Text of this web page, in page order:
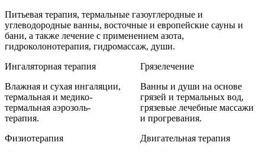
Питьевая терапия, термальные газоуглеродные и
углеводородные ванны, восточные и европейские сауны и
бани, а также лечение с применением азота,
гидроколонотерапия, гидромассаж, души.
Ингаляторная терапия
Влажная и сухая ингаляции,
термальная и медико-
термальная аэрозоль-
терапия.
Грязелечение
Ванны и души на основе
грязей и термальных вод,
грязевые лечебные массажи
и прогревания.
Физиотерапия
Двигательная терапия